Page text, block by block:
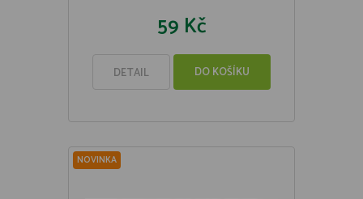
59 Kč
DETAIL DO KOŠÍKU
NOVINKA